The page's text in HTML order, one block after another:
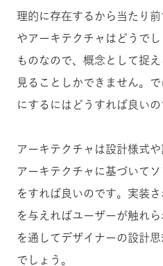
理的に存在するから当たり
やアーキテクチャはどうで
ものなので、概念として捉
見ることしかできません。
にするにはどうすれば良いの
アーキテクチャは設計様式
アーキテクチャに基づいて
をすれば良いのです。実装
を与えればユーザーが触れ
を通してデザイナーの設計
でしょう。